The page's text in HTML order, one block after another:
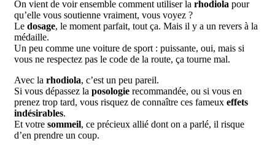
On vient de voir ensemble comment utiliser la rhodiola pour
qu’elle vous soutienne vraiment, vous voyez ?
Le dosage, le moment parfait, tout ça. Mais il y a un revers à la
médaille.
Un peu comme une voiture de sport : puissante, oui, mais si
vous ne respectez pas le code de la route, ça tourne mal.
Avec la rhodiola, c’est un peu pareil.
Si vous dépassez la posologie recommandée, ou si vous en
prenez trop tard, vous risquez de connaître ces fameux effets
indésirables.
Et votre sommeil, ce précieux allié dont on a parlé, il risque
d’en prendre un coup.